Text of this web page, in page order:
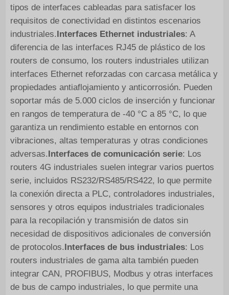
tipos de interfaces cableadas para satisfacer los
requisitos de conectividad en distintos escenarios
industriales. Interfaces Ethernet industriales: A
diferencia de las interfaces RJ45 de plástico de los
routers de consumo, los routers industriales utilizan
interfaces Ethernet reforzadas con carcasa metálica y
propiedades antiaflojamiento y anticorrosión. Pueden
soportar más de 5.000 ciclos de inserción y funcionar
en rangos de temperatura de -40 °C a 85 °C, lo que
garantiza un rendimiento estable en entornos con
vibraciones, altas temperaturas y otras condiciones
adversas. Interfaces de comunicación serie: Los
routers 4G industriales suelen integrar varios puertos
serie, incluidos RS232/RS485/RS422, lo que permite
la conexión directa a PLC, controladores industriales,
sensores y otros equipos industriales tradicionales
para la recopilación y transmisión de datos sin
necesidad de dispositivos adicionales de conversión
de protocolos. Interfaces de bus industriales: Los
routers industriales de gama alta también pueden
integrar CAN, PROFIBUS, Modbus y otras interfaces
de bus de campo industriales, lo que permite una